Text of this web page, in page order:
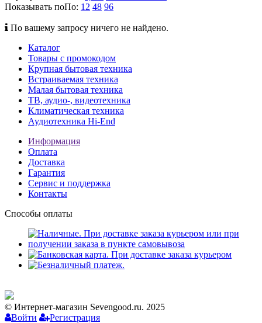
Показывать поПо: 12 48 96
По вашему запросу ничего не найдено.
Каталог
Товары с промокодом
Крупная бытовая техника
Встраиваемая техника
Малая бытовая техника
ТВ, аудио-, видеотехника
Климатическая техника
Аудиотехника Hi-End
Информация
Оплата
Доставка
Гарантия
Сервис и поддержка
Контакты
Способы оплаты
© Интернет-магазин Sevengood.ru. 2025
Войти
Регистрация